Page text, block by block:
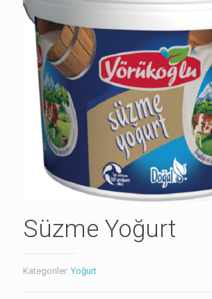
Süzme Yoğurt
Kategoriler: Yoğurt